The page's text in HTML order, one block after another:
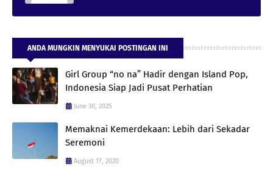
ANDA MUNGKIN MENYUKAI POSTINGAN INI
Girl Group “no na” Hadir dengan Island Pop,
Indonesia Siap Jadi Pusat Perhatian
June 30, 2025
Memaknai Kemerdekaan: Lebih dari Sekadar
Seremoni
August 17, 2020